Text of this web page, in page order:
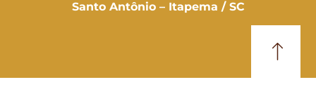
Santo Antônio – Itapema / SC